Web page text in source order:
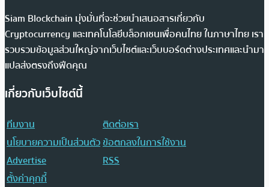
Siam Blockchain มุ่งมั่นที่จะช่วยนำเสนอสารเกี่ยวกับ
Cryptocurrency และเทคโนโลยีบล็อกเชนเพื่อคนไทย ในภาษาไทย เรา
รวบรวมข้อมูลส่วนใหญ่จากเว็บไซต์และเว็บบอร์ดต่างประเทศและนำมา
แปลส่งตรงถึงฟีดคุณ
เกี่ยวกับเว็บไซต์นี้
ทีมงาน
ติดต่อเรา
นโยบายความเป็นส่วนตัวข้อตกลงในการใช้งาน
Advertise
RSS
ตั้งค่าคุกกี้